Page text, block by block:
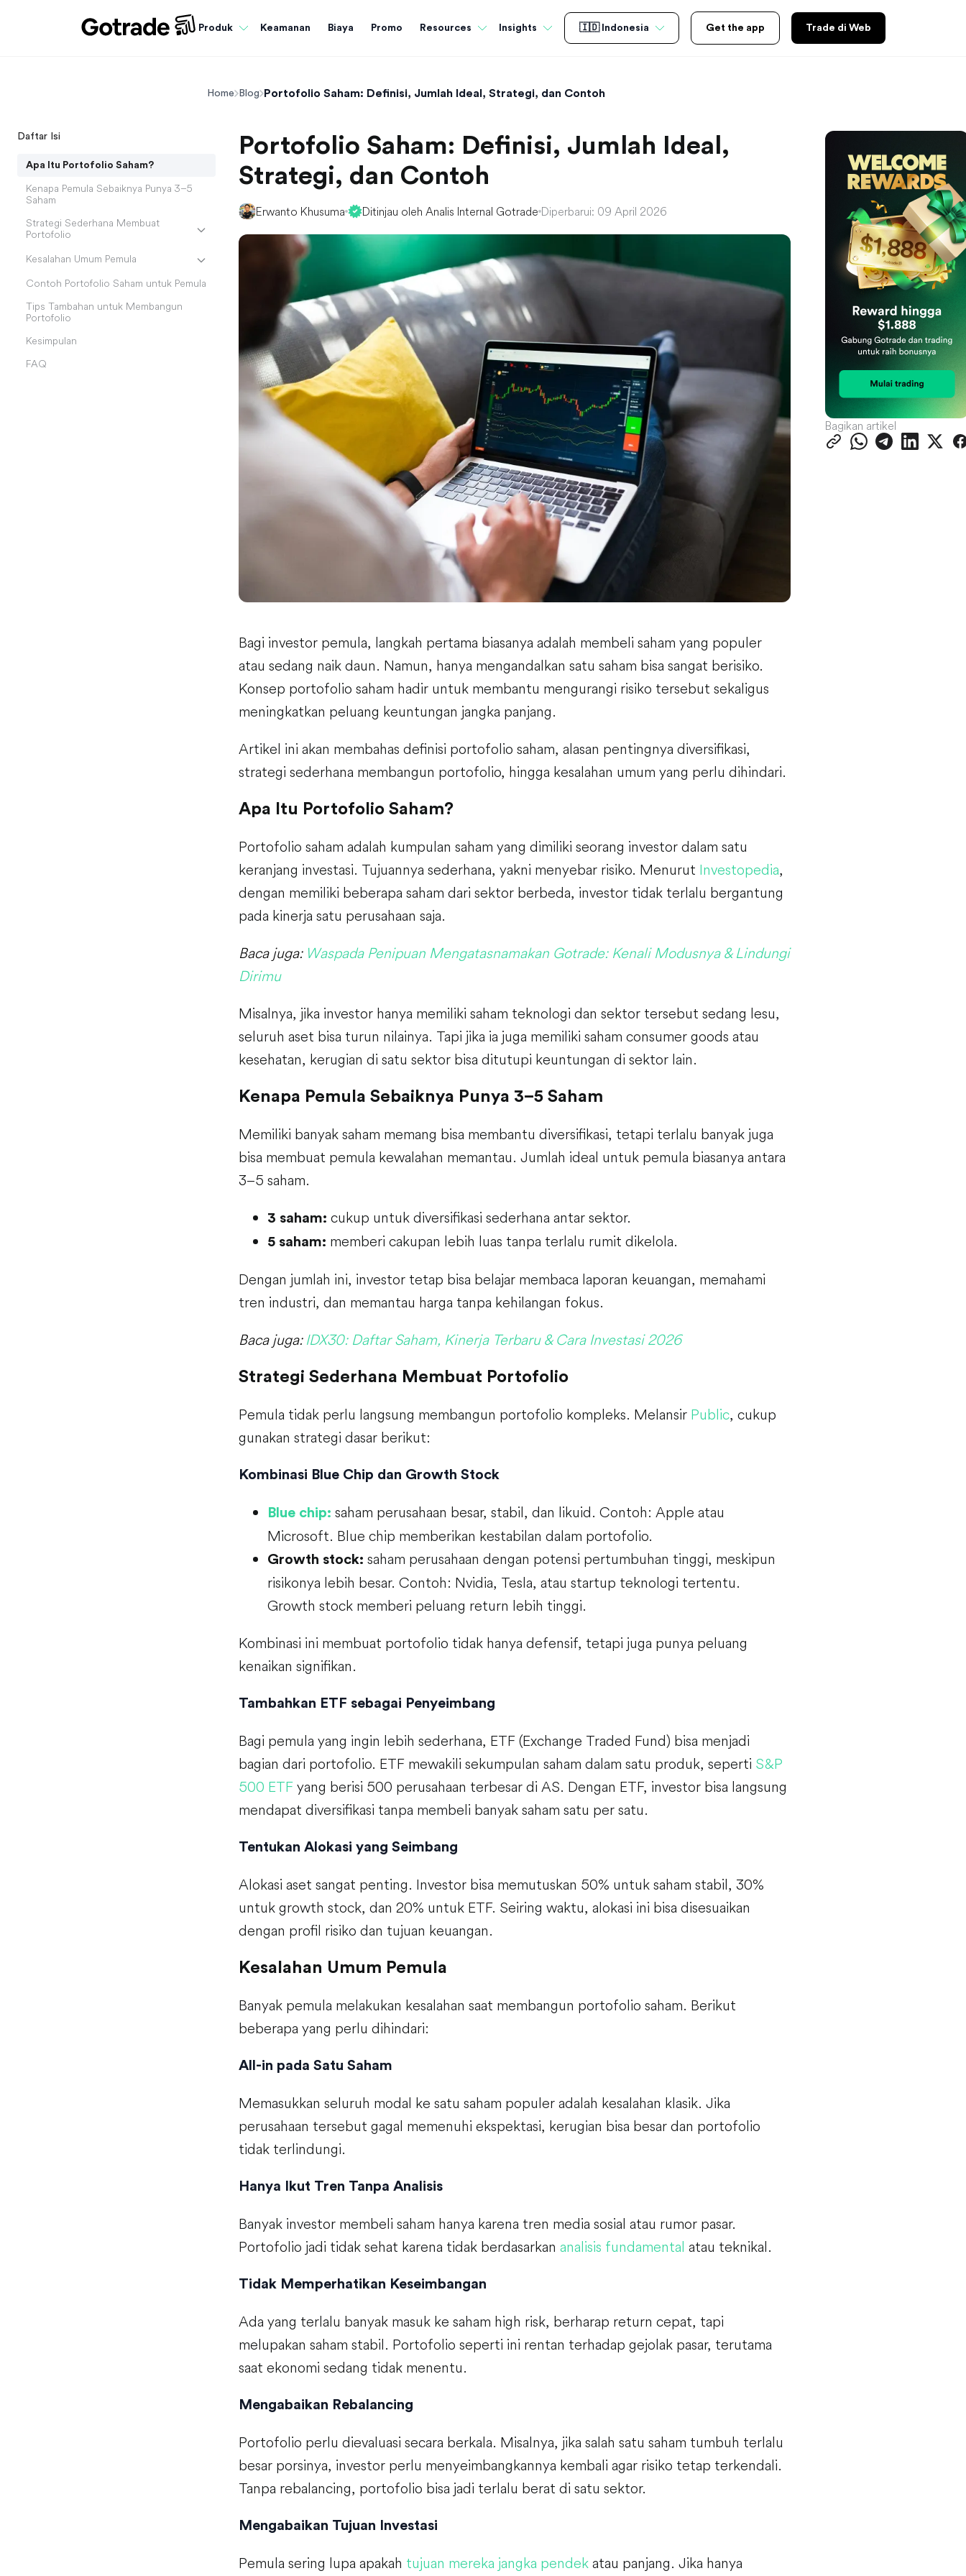
Produk Keamanan Biaya Promo Resources Insights 🇮🇩 Indonesia Get the app Trade di Web
Home Blog Portofolio Saham: Definisi, Jumlah Ideal, Strategi, dan Contoh
Daftar Isi
Apa Itu Portofolio Saham?
Kenapa Pemula Sebaiknya Punya 3–5
Saham
Strategi Sederhana Membuat
Portofolio
Kesalahan Umum Pemula
Contoh Portofolio Saham untuk Pemula
Tips Tambahan untuk Membangun
Portofolio
Kesimpulan
FAQ
Portofolio Saham: Definisi, Jumlah Ideal,
Strategi, dan Contoh
Erwanto Khusuma Ditinjau oleh Analis Internal Gotrade Diperbarui: 09 April 2026
Bagi investor pemula, langkah pertama biasanya adalah membeli saham yang populer
atau sedang naik daun. Namun, hanya mengandalkan satu saham bisa sangat berisiko.
Konsep portofolio saham hadir untuk membantu mengurangi risiko tersebut sekaligus
meningkatkan peluang keuntungan jangka panjang.
Artikel ini akan membahas definisi portofolio saham, alasan pentingnya diversifikasi,
strategi sederhana membangun portofolio, hingga kesalahan umum yang perlu dihindari.
Apa Itu Portofolio Saham?
Portofolio saham adalah kumpulan saham yang dimiliki seorang investor dalam satu
keranjang investasi. Tujuannya sederhana, yakni menyebar risiko. Menurut Investopedia,
dengan memiliki beberapa saham dari sektor berbeda, investor tidak terlalu bergantung
pada kinerja satu perusahaan saja.
Baca juga: Waspada Penipuan Mengatasnamakan Gotrade: Kenali Modusnya & Lindungi
Dirimu
Misalnya, jika investor hanya memiliki saham teknologi dan sektor tersebut sedang lesu,
seluruh aset bisa turun nilainya. Tapi jika ia juga memiliki saham consumer goods atau
kesehatan, kerugian di satu sektor bisa ditutupi keuntungan di sektor lain.
Kenapa Pemula Sebaiknya Punya 3–5 Saham
Memiliki banyak saham memang bisa membantu diversifikasi, tetapi terlalu banyak juga
bisa membuat pemula kewalahan memantau. Jumlah ideal untuk pemula biasanya antara
3–5 saham.
3 saham: cukup untuk diversifikasi sederhana antar sektor.
5 saham: memberi cakupan lebih luas tanpa terlalu rumit dikelola.
Dengan jumlah ini, investor tetap bisa belajar membaca laporan keuangan, memahami
tren industri, dan memantau harga tanpa kehilangan fokus.
Baca juga: IDX30: Daftar Saham, Kinerja Terbaru & Cara Investasi 2026
Strategi Sederhana Membuat Portofolio
Pemula tidak perlu langsung membangun portofolio kompleks. Melansir Public, cukup
gunakan strategi dasar berikut:
Kombinasi Blue Chip dan Growth Stock
Blue chip: saham perusahaan besar, stabil, dan likuid. Contoh: Apple atau
Microsoft. Blue chip memberikan kestabilan dalam portofolio.
Growth stock: saham perusahaan dengan potensi pertumbuhan tinggi, meskipun
risikonya lebih besar. Contoh: Nvidia, Tesla, atau startup teknologi tertentu.
Growth stock memberi peluang return lebih tinggi.
Kombinasi ini membuat portofolio tidak hanya defensif, tetapi juga punya peluang
kenaikan signifikan.
Tambahkan ETF sebagai Penyeimbang
Bagi pemula yang ingin lebih sederhana, ETF (Exchange Traded Fund) bisa menjadi
bagian dari portofolio. ETF mewakili sekumpulan saham dalam satu produk, seperti S&P
500 ETF yang berisi 500 perusahaan terbesar di AS. Dengan ETF, investor bisa langsung
mendapat diversifikasi tanpa membeli banyak saham satu per satu.
Tentukan Alokasi yang Seimbang
Alokasi aset sangat penting. Investor bisa memutuskan 50% untuk saham stabil, 30%
untuk growth stock, dan 20% untuk ETF. Seiring waktu, alokasi ini bisa disesuaikan
dengan profil risiko dan tujuan keuangan.
Kesalahan Umum Pemula
Banyak pemula melakukan kesalahan saat membangun portofolio saham. Berikut
beberapa yang perlu dihindari:
All-in pada Satu Saham
Memasukkan seluruh modal ke satu saham populer adalah kesalahan klasik. Jika
perusahaan tersebut gagal memenuhi ekspektasi, kerugian bisa besar dan portofolio
tidak terlindungi.
Hanya Ikut Tren Tanpa Analisis
Banyak investor membeli saham hanya karena tren media sosial atau rumor pasar.
Portofolio jadi tidak sehat karena tidak berdasarkan analisis fundamental atau teknikal.
Tidak Memperhatikan Keseimbangan
Ada yang terlalu banyak masuk ke saham high risk, berharap return cepat, tapi
melupakan saham stabil. Portofolio seperti ini rentan terhadap gejolak pasar, terutama
saat ekonomi sedang tidak menentu.
Mengabaikan Rebalancing
Portofolio perlu dievaluasi secara berkala. Misalnya, jika salah satu saham tumbuh terlalu
besar porsinya, investor perlu menyeimbangkannya kembali agar risiko tetap terkendali.
Tanpa rebalancing, portofolio bisa jadi terlalu berat di satu sektor.
Mengabaikan Tujuan Investasi
Pemula sering lupa apakah tujuan mereka jangka pendek atau panjang. Jika hanya
Bagikan artikel